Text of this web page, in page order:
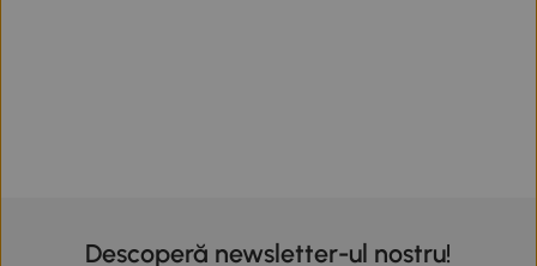
Descoperă newsletter-ul nostru!